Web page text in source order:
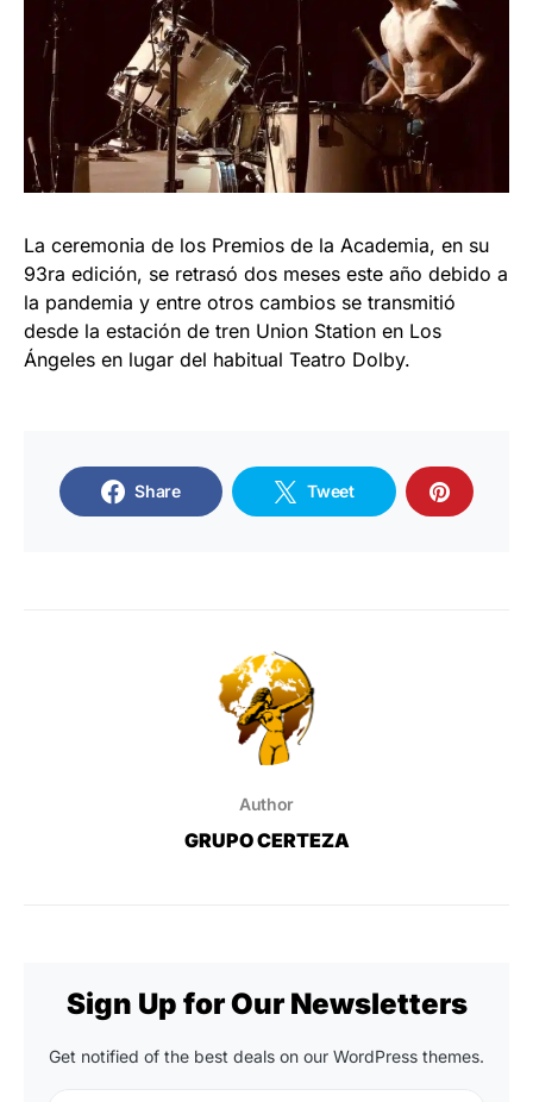
La ceremonia de los Premios de la Academia, en su
93ra edición, se retrasó dos meses este año debido a
la pandemia y entre otros cambios se transmitió
desde la estación de tren Union Station en Los
Ángeles en lugar del habitual Teatro Dolby.
Share Tweet
Author
GRUPO CERTEZA
Sign Up for Our Newsletters
Get notified of the best deals on our WordPress themes.